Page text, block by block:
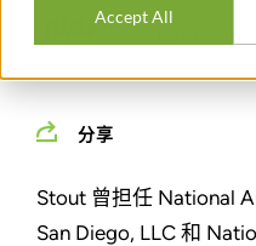
Accept All
分享
Stout 曾担任 National
San Diego, LLC 和